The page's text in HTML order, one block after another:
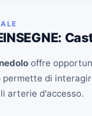
offre
permette di
arterie d'accesso.